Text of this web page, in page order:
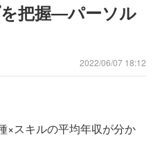
把握―パーソル
2022/06/07 18:12
×スキルの平均年収が分か